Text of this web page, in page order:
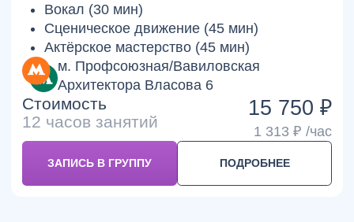
ОСТАЛИСЬ ВОПРОСЫ ИЛИ
МОЖЕМ ВАМ ПОМОЧЬ?
Оставьте свои данные и
мы с Вами свяжемся